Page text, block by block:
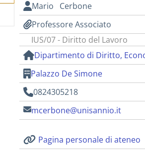
Mario Cerbone
Professore Associato
IUS/07 - Diritto del Lavoro
Dipartimento di Diritto,
Palazzo De Simone
0824305218
mcerbone@unisannio.it
Pagina personale di ateneo